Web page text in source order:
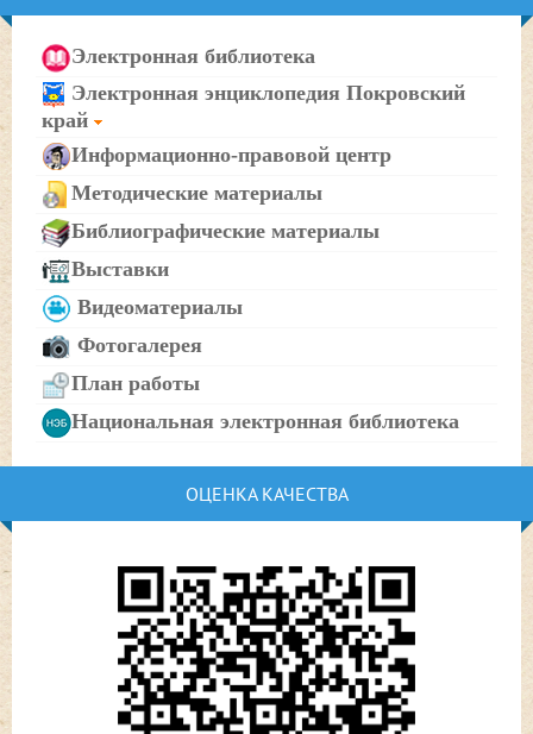
Электронная библиотека
Электронная энциклопедия Покровский
край
Информационно-правовой центр
Методические материалы
Библиографические материалы
Выставки
Видеоматериалы
Фотогалерея
План работы
Национальная электронная библиотека
ОЦЕНКА КАЧЕСТВА